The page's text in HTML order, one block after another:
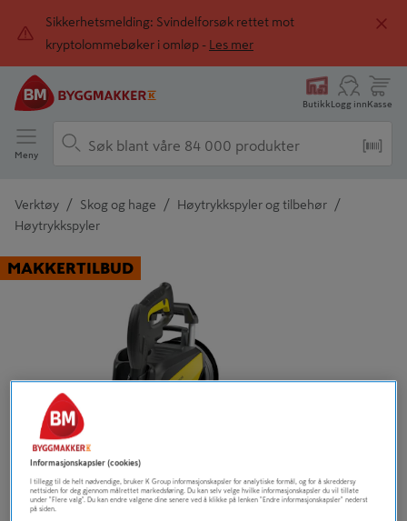
Sikkerhetsmelding: Svindelforsøk rettet mot
kryptolommebøker i omløp -
Les mer
ButikkLogg innKasse
Meny
Verktøy / Skog og hage / Høytrykkspyler og tilbehør /
Høytrykkspyler
MAKKERTILBUD
Detaljert beskrivelse finnes i produktbeskrivelsen
Tidligere
Informasjonskapsler (cookies)
I tillegg til de helt nødvendige, bruker K Group informasjonskapsler for analytiske formål, og for å skreddersy
nettsiden for deg gjennom målrettet markedsføring. Du kan selv velge hvilke informasjonskapsler du vil tillate
under "Flere valg". Du kan endre valgene dine senere ved å klikke på lenken "Endre informasjonskapsler" nederst
på siden.